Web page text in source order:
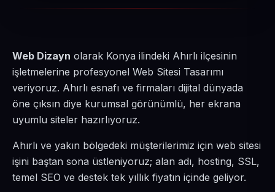
Web Dizayn olarak Konya ilindeki Ahırlı ilçesinin
işletmelerine profesyonel Web Sitesi Tasarımı
veriyoruz. Ahırlı esnafı ve firmaları dijital dünyada
öne çıksın diye kurumsal görünümlü, her ekrana
uyumlu siteler hazırlıyoruz.
Ahırlı ve yakın bölgedeki müşterilerimiz için web sitesi
işini baştan sona üstleniyoruz; alan adı, hosting, SSL,
temel SEO ve destek tek yıllık fiyatın içinde geliyor.